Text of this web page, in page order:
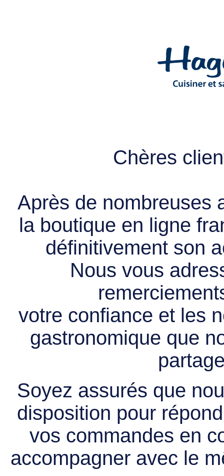
Chères
Après de nombreuses
la boutique en ligne
définitivement son
Nous vous
votre confiance et les
gastronomique que
Soyez assurés que
disposition pour
vos commandes en
accompagner avec le